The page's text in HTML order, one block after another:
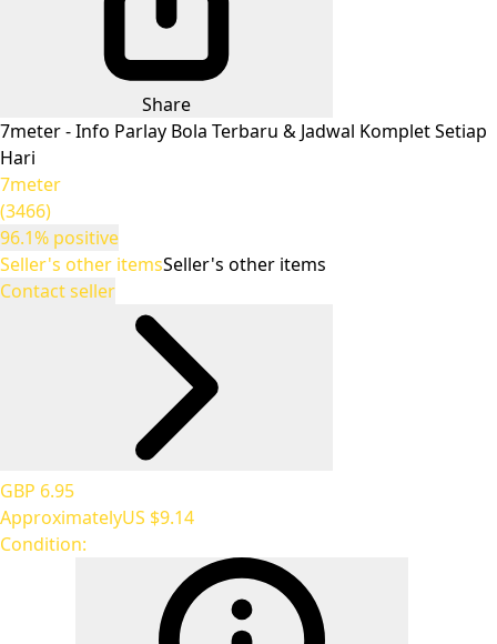
Share
7meter - Info Parlay Bola Terbaru & Jadwal Komplet Setiap
Hari
7meter
(3466)
96.1% positive
Seller's other itemsSeller's other items
Contact seller
GBP 6.95
ApproximatelyUS $9.14
Condition: